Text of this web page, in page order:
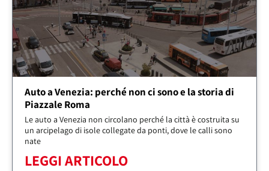
Auto a Venezia: perché non ci sono e la storia di
Piazzale Roma
Le auto a Venezia non circolano perché la città è costruita su
un arcipelago di isole collegate da ponti, dove le calli sono
nate
LEGGI ARTICOLO